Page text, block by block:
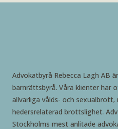
Advokatbyrå Rebecca Lagh AB
barnrättsbyrå. Våra klienter har
allvarliga vålds- och
hedersrelaterad brottslighet.
Stockholms mest anlitade